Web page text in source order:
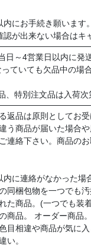
にお手続き願います。
が出来ない場合はキ
日～4営業日以内に発
ていても欠品中の場
、特別注文品は入荷次
返品は原則としてお
う商品が届いた場合
連絡下さい。商品の
内に連絡がなかった場
同梱包物を一つでも汚
た商品。(一つでも装
商品。 オーダー商品。
目相違や商品が気に
い。